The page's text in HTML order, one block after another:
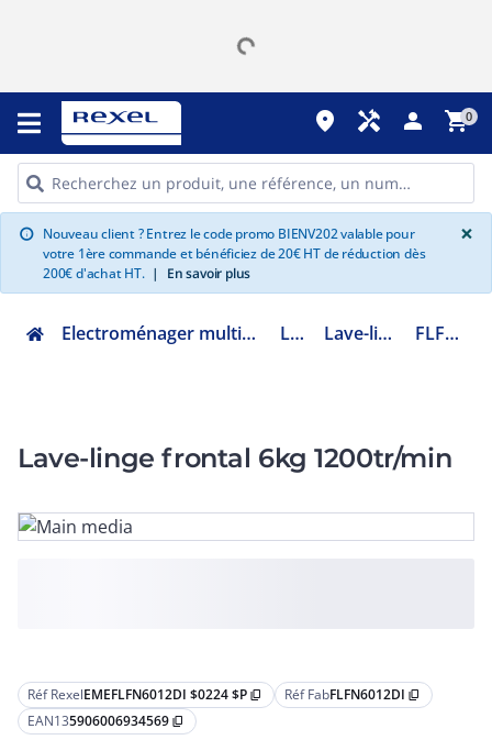
place handyman person shopping_cart0
info Nouveau client ? Entrez le code promo BIENV202 valable pour
votre 1ère commande et bénéficiez de 20€ HT de réduction dès
200€ d'achat HT. | En savoir plus
×
Electroménager multimédia et informatique Lavage Lave-linge hublot FLFN6012DI
Lave-linge frontal 6kg 1200tr/min
Réf RexelEMEFLFN6012DI $0224 $P content_copy Réf FabFLFN6012DI content_copy
EAN135906006934569 content_copy